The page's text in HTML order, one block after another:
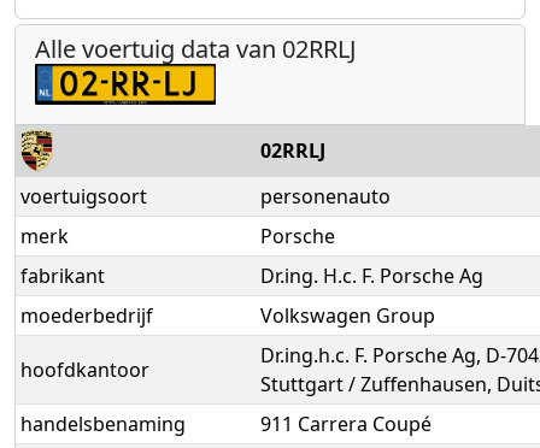
Alle voertuig data van 02RRLJ
02RRLJ
voertuigsoort
personenauto
merk
Porsche
fabrikant
Dr.ing. H.c. F. Porsche Ag
moederbedrijf
Volkswagen Group
hoofdkantoor
Dr.ing.h.c. F. Porsche Ag, D-
Stuttgart / Zuffenhausen,
handelsbenaming
911 Carrera Coupé